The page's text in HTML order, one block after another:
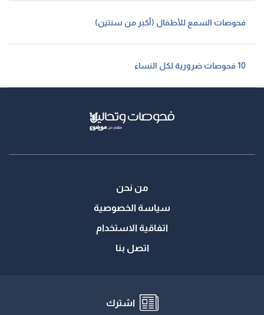
فحوصات السمع للأطفال (أكبر من سنتين)
10 فحوصات ضرورية لكل النساء
من نحن
سياسة الخصوصية
اتفاقية الاستخدام
اتصل بنا
اشترك